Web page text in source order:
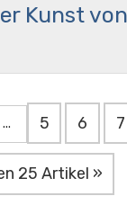
Kunst
... 5 6 7
25 Artikel »